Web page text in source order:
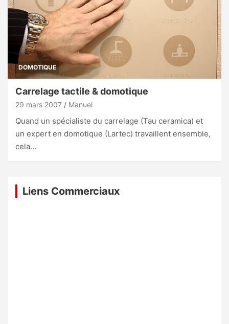
DOMOTIQUE
Carrelage tactile & domotique
29 mars 2007 Manuel
Quand un spécialiste du carrelage (Tau ceramica) et
un expert en domotique (Lartec) travaillent ensemble,
cela…
Liens Commerciaux